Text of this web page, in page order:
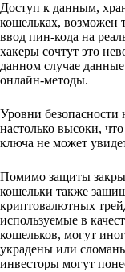
Доступ к данным,
кошельках, возможен
ввод пин-кода на
хакеры сочтут это
данном случае данные
онлайн-методы.
Уровни безопасности
настолько высоки,
ключа не может
Помимо защиты
кошельки также
криптовалютных
используемые в
кошельков, могут
украдены или
инвесторы могут